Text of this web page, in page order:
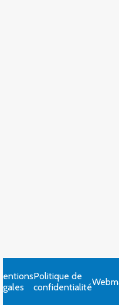
Mentions
légales
Politique de
confidentialité